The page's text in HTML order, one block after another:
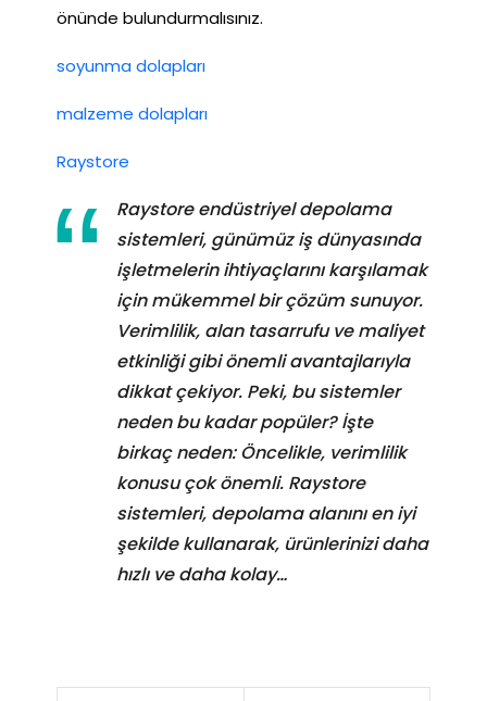
önünde bulundurmalısınız.
soyunma dolapları
malzeme dolapları
Raystore
Raystore endüstriyel depolama
sistemleri, günümüz iş dünyasında
işletmelerin ihtiyaçlarını karşılamak
için mükemmel bir çözüm sunuyor.
Verimlilik, alan tasarrufu ve maliyet
etkinliği gibi önemli avantajlarıyla
dikkat çekiyor. Peki, bu sistemler
neden bu kadar popüler? İşte
birkaç neden: Öncelikle, verimlilik
konusu çok önemli. Raystore
sistemleri, depolama alanını en iyi
şekilde kullanarak, ürünlerinizi daha
hızlı ve daha kolay…